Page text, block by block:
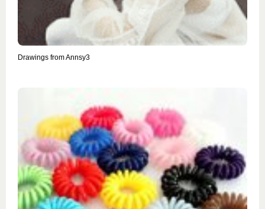
Drawings from Annsy3